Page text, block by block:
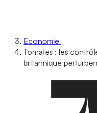
Economie
Tomates : les
britannique